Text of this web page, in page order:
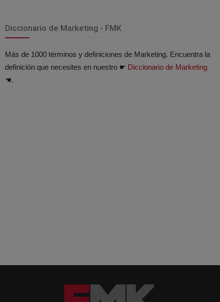
Diccionario de Marketing - FMK
Más de 1000 términos y definiciones de Marketing. Encuentra la
definición que necesites en nuestro ☛ Diccionario de Marketing
☚.